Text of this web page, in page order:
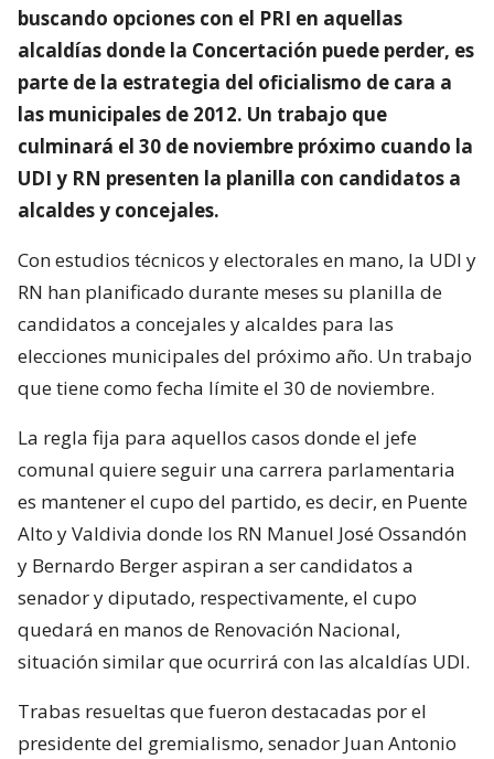
buscando opciones con el PRI en aquellas
alcaldías donde la Concertación puede perder, es
parte de la estrategia del oficialismo de cara a
las municipales de 2012. Un trabajo que
culminará el 30 de noviembre próximo cuando la
UDI y RN presenten la planilla con candidatos a
alcaldes y concejales.
Con estudios técnicos y electorales en mano, la UDI y
RN han planificado durante meses su planilla de
candidatos a concejales y alcaldes para las
elecciones municipales del próximo año. Un trabajo
que tiene como fecha límite el 30 de noviembre.
La regla fija para aquellos casos donde el jefe
comunal quiere seguir una carrera parlamentaria
es mantener el cupo del partido, es decir, en Puente
Alto y Valdivia donde los RN Manuel José Ossandón
y Bernardo Berger aspiran a ser candidatos a
senador y diputado, respectivamente, el cupo
quedará en manos de Renovación Nacional,
situación similar que ocurrirá con las alcaldías UDI.
Trabas resueltas que fueron destacadas por el
presidente del gremialismo, senador Juan Antonio